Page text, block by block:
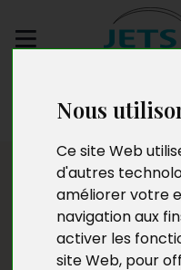
Nous
Ce site Web
d'autres
améliorer votre
navigation aux
activer les
site Web, pour
Presse